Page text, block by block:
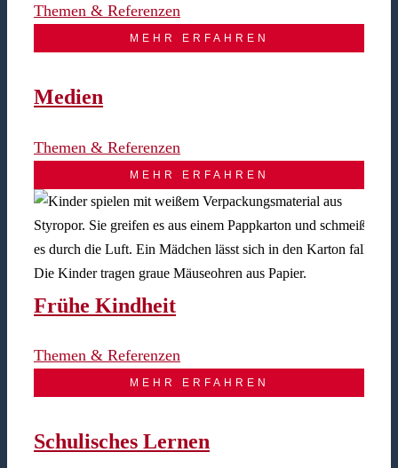
Themen & Referenzen
MEHR ERFAHREN
Medien
Themen & Referenzen
MEHR ERFAHREN
Frühe Kindheit
Themen & Referenzen
MEHR ERFAHREN
Schulisches Lernen